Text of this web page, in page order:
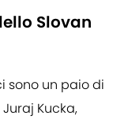
Slovan
sono un paio di
Kucka,